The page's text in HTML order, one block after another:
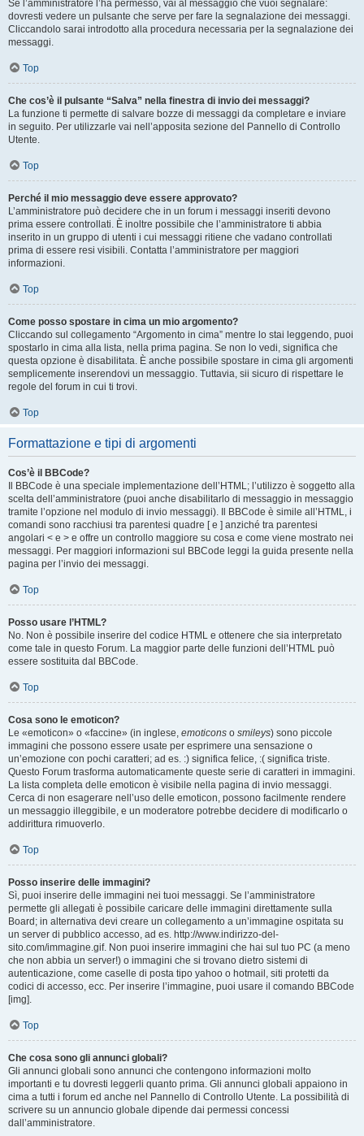
Se l’amministratore l’ha permesso, vai al messaggio che vuoi segnalare:
dovresti vedere un pulsante che serve per fare la segnalazione dei messaggi.
Cliccandolo sarai introdotto alla procedura necessaria per la segnalazione dei
messaggi.
Top
Che cos’è il pulsante “Salva” nella finestra di invio dei messaggi?
La funzione ti permette di salvare bozze di messaggi da completare e inviare
in seguito. Per utilizzarle vai nell’apposita sezione del Pannello di Controllo
Utente.
Top
Perché il mio messaggio deve essere approvato?
L’amministratore può decidere che in un forum i messaggi inseriti devono
prima essere controllati. È inoltre possibile che l’amministratore ti abbia
inserito in un gruppo di utenti i cui messaggi ritiene che vadano controllati
prima di essere resi visibili. Contatta l’amministratore per maggiori
informazioni.
Top
Come posso spostare in cima un mio argomento?
Cliccando sul collegamento “Argomento in cima” mentre lo stai leggendo, puoi
spostarlo in cima alla lista, nella prima pagina. Se non lo vedi, significa che
questa opzione è disabilitata. È anche possibile spostare in cima gli argomenti
semplicemente inserendovi un messaggio. Tuttavia, sii sicuro di rispettare le
regole del forum in cui ti trovi.
Top
Formattazione e tipi di argomenti
Cos’è il BBCode?
Il BBCode è una speciale implementazione dell’HTML; l’utilizzo è soggetto alla
scelta dell’amministratore (puoi anche disabilitarlo di messaggio in messaggio
tramite l’opzione nel modulo di invio messaggi). Il BBCode è simile all’HTML, i
comandi sono racchiusi tra parentesi quadre [ e ] anziché tra parentesi
angolari < e > e offre un controllo maggiore su cosa e come viene mostrato nei
messaggi. Per maggiori informazioni sul BBCode leggi la guida presente nella
pagina per l’invio dei messaggi.
Top
Posso usare l’HTML?
No. Non è possibile inserire del codice HTML e ottenere che sia interpretato
come tale in questo Forum. La maggior parte delle funzioni dell’HTML può
essere sostituita dal BBCode.
Top
Cosa sono le emoticon?
Le «emoticon» o «faccine» (in inglese, emoticons o smileys) sono piccole
immagini che possono essere usate per esprimere una sensazione o
un’emozione con pochi caratteri; ad es. :) significa felice, :( significa triste.
Questo Forum trasforma automaticamente queste serie di caratteri in immagini.
La lista completa delle emoticon è visibile nella pagina di invio messaggi.
Cerca di non esagerare nell’uso delle emoticon, possono facilmente rendere
un messaggio illeggibile, e un moderatore potrebbe decidere di modificarlo o
addirittura rimuoverlo.
Top
Posso inserire delle immagini?
Sì, puoi inserire delle immagini nei tuoi messaggi. Se l’amministratore
permette gli allegati è possibile caricare delle immagini direttamente sulla
Board; in alternativa devi creare un collegamento a un’immagine ospitata su
un server di pubblico accesso, ad es. http://www.indirizzo-del-
sito.com/immagine.gif. Non puoi inserire immagini che hai sul tuo PC (a meno
che non abbia un server!) o immagini che si trovano dietro sistemi di
autenticazione, come caselle di posta tipo yahoo o hotmail, siti protetti da
codici di accesso, ecc. Per inserire l’immagine, puoi usare il comando BBCode
[img].
Top
Che cosa sono gli annunci globali?
Gli annunci globali sono annunci che contengono informazioni molto
importanti e tu dovresti leggerli quanto prima. Gli annunci globali appaiono in
cima a tutti i forum ed anche nel Pannello di Controllo Utente. La possibilità di
scrivere su un annuncio globale dipende dai permessi concessi
dall’amministratore.